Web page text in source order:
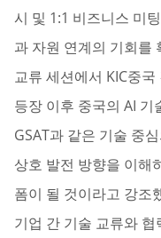
시 및 1:1 비즈니스 미
과 자원 연계의 기회를
교류 세션에서 KIC중
등장 이후 중국의 AI
GSAT과 같은 기술 중
상호 발전 방향을 이해
폼이 될 것이라고 강조
기업 간 기술 교류와